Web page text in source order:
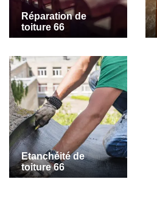
Réparation de
toiture 66
Etanchéité de
toiture 66